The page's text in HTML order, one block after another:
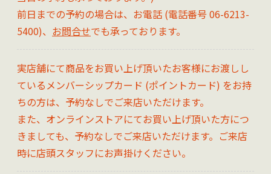
前日までの予約の場合は、お電話 (電話番号 06-6213-
5400)、 お問合せでも承っております。
実店舗にて商品をお買い上げ頂いたお客様にお渡しし
ているメンバーシップカード (ポイントカード) をお持
ちの方は、予約なしでご来店いただけます。
また、オンラインストアにてお買い上げ頂いた方につ
きましても、予約なしでご来店いただけます。ご来店
時に店頭スタッフにお声掛けください。